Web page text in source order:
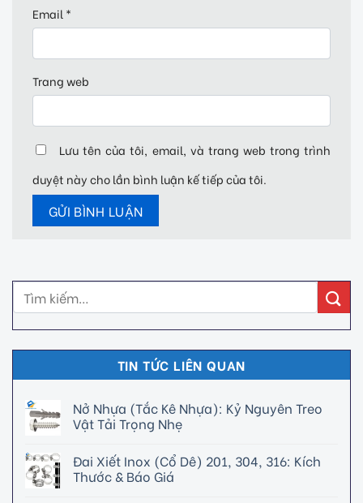
Email *
Trang web
Lưu tên của tôi, email, và trang web trong trình
duyệt này cho lần bình luận kế tiếp của tôi.
TIN TỨC LIÊN QUAN
Nở Nhựa (Tắc Kê Nhựa): Kỷ Nguyên Treo
Vật Tải Trọng Nhẹ
Đai Xiết Inox (Cổ Dê) 201, 304, 316: Kích
Thước & Báo Giá